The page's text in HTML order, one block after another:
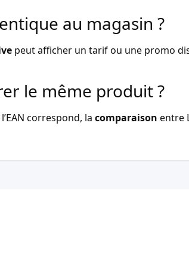
au magasin ?
peut afficher un tarif ou une promo
le même produit ?
correspond, la comparaison entre